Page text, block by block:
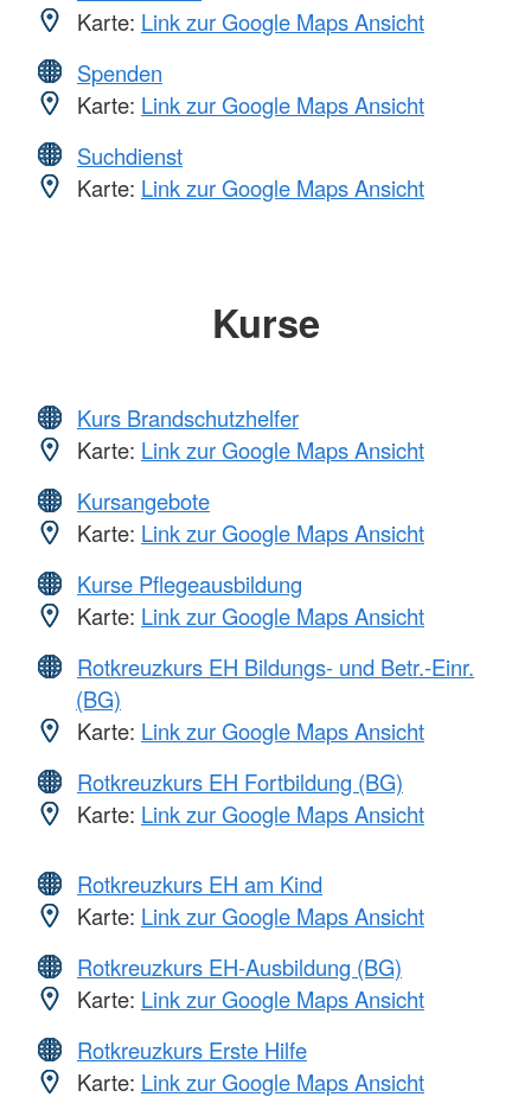
Karte: Link zur Google Maps Ansicht
Spenden
Karte: Link zur Google Maps Ansicht
Suchdienst
Karte: Link zur Google Maps Ansicht
Kurse
Kurs Brandschutzhelfer
Karte: Link zur Google Maps Ansicht
Kursangebote
Karte: Link zur Google Maps Ansicht
Kurse Pflegeausbildung
Karte: Link zur Google Maps Ansicht
Rotkreuzkurs EH Bildungs- und Betr.-Einr.
(BG)
Karte: Link zur Google Maps Ansicht
Rotkreuzkurs EH Fortbildung (BG)
Karte: Link zur Google Maps Ansicht
Rotkreuzkurs EH am Kind
Karte: Link zur Google Maps Ansicht
Rotkreuzkurs EH-Ausbildung (BG)
Karte: Link zur Google Maps Ansicht
Rotkreuzkurs Erste Hilfe
Karte: Link zur Google Maps Ansicht